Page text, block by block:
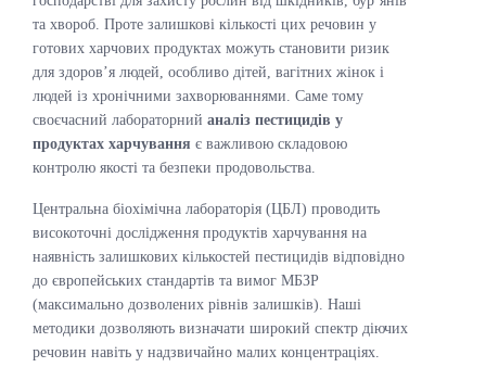
та хвороб. Проте залишкові кількості цих речовин у
готових харчових продуктах можуть становити ризик
для здоров’я людей, особливо дітей, вагітних жінок і
людей із хронічними захворюваннями. Саме тому
своєчасний лабораторний аналіз пестицидів у
продуктах харчування є важливою складовою
контролю якості та безпеки продовольства.
Центральна біохімічна лабораторія (ЦБЛ) проводить
високоточні дослідження продуктів харчування на
наявність залишкових кількостей пестицидів відповідно
до європейських стандартів та вимог МБЗР
(максимально дозволених рівнів залишків). Наші
методики дозволяють визначати широкий спектр діючих
речовин навіть у надзвичайно малих концентраціях.